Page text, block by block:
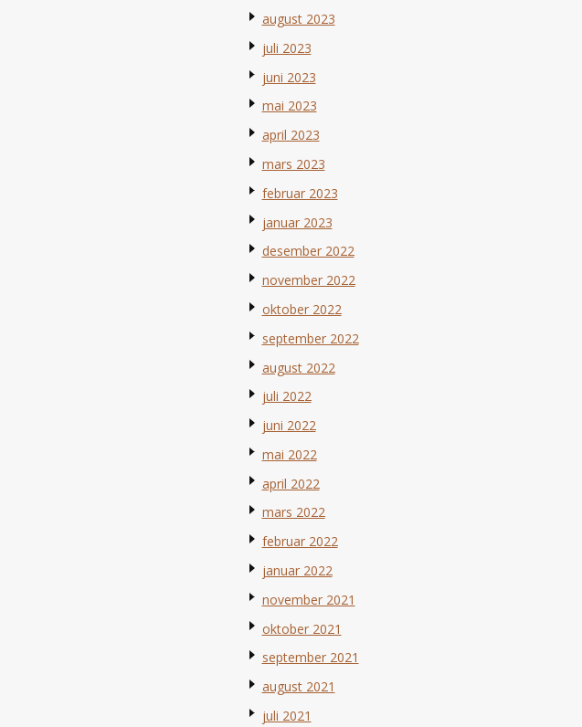
august 2023
juli 2023
juni 2023
mai 2023
april 2023
mars 2023
februar 2023
januar 2023
desember 2022
november 2022
oktober 2022
september 2022
august 2022
juli 2022
juni 2022
mai 2022
april 2022
mars 2022
februar 2022
januar 2022
november 2021
oktober 2021
september 2021
august 2021
juli 2021